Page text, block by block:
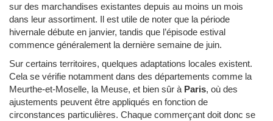
sur des marchandises existantes depuis au moins un mois
dans leur assortiment. Il est utile de noter que la période
hivernale débute en janvier, tandis que l’épisode estival
commence généralement la dernière semaine de juin.
Sur certains territoires, quelques adaptations locales existent.
Cela se vérifie notamment dans des départements comme la
Meurthe-et-Moselle, la Meuse, et bien sûr à Paris, où des
ajustements peuvent être appliqués en fonction de
circonstances particulières. Chaque commerçant doit donc se